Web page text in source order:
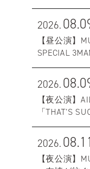
2026.
【昼公演】
SPECIAL
2026.
【夜公演】
「THAT'S
2026.
【夜公演】